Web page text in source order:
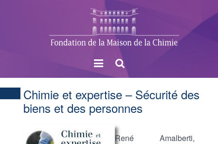
MenuRechercher
Chimie et expertise – Sécurité des
biens et des personnes
René Amalberti,